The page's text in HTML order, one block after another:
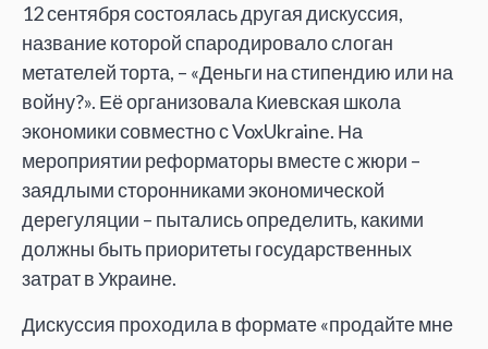
12 сентября состоялась другая дискуссия,
название которой спародировало слоган
метателей торта, – «Деньги на стипендию или на
войну?». Её организовала Киевская школа
экономики совместно с VoxUkraine. На
мероприятии реформаторы вместе с жюри –
заядлыми сторонниками экономической
дерегуляции – пытались определить, какими
должны быть приоритеты государственных
затрат в Украине.
Дискуссия проходила в формате «продайте мне